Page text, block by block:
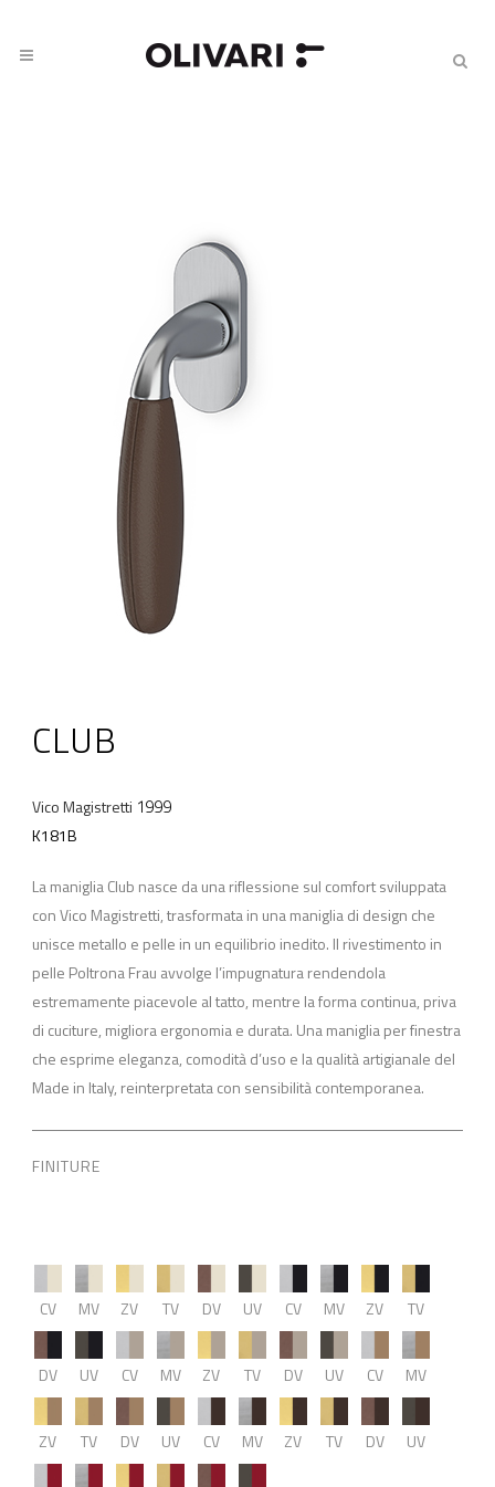
CLUB
Vico Magistretti 1999
K181B
La maniglia Club nasce da una riflessione sul comfort sviluppata
con Vico Magistretti, trasformata in una maniglia di design che
unisce metallo e pelle in un equilibrio inedito. Il rivestimento in
pelle Poltrona Frau avvolge l’impugnatura rendendola
estremamente piacevole al tatto, mentre la forma continua, priva
di cuciture, migliora ergonomia e durata. Una maniglia per finestra
che esprime eleganza, comodità d’uso e la qualità artigianale del
Made in Italy, reinterpretata con sensibilità contemporanea.
FINITURE
CV MV ZV TV DV UV CV MV ZV TV
DV UV CV MV ZV TV DV UV CV MV
ZV TV DV UV CV MV ZV TV DV UV